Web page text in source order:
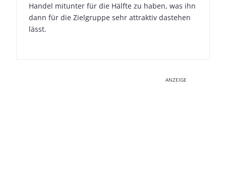
Handel mitunter für die Hälfte zu haben, was ihn
dann für die Zielgruppe sehr attraktiv dastehen
lässt.
ANZEIGE